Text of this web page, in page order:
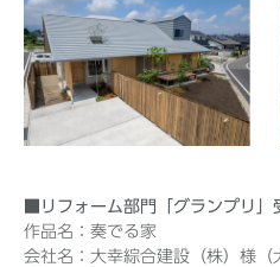
■リフォーム部門「グランプリ」
作品名：奏でる家
会社名：大幸綜合建設（株）様（